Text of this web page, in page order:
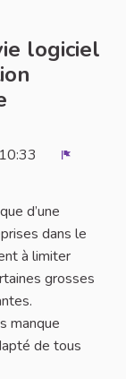
logiciel
d’une
dans le
à limiter
grosses
manque
de tous